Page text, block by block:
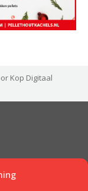
Kop Digitaal